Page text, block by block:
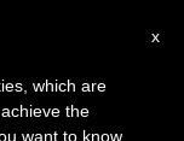
x
which are
the
want to know